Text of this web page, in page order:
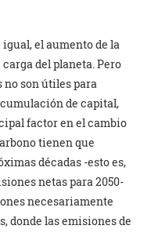
el aumento de la
del planeta. Pero
son útiles para
de capital,
factor en el cambio
tienen que
décadas -esto es,
netas para 2050-
necesariamente
donde las emisiones de